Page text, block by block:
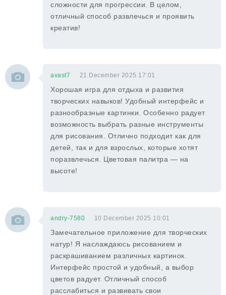
сложности для прогрессии. В целом,
отличный способ развлечься и проявить
креатив!
avast7 21 December 2025 17:01
Хорошая игра для отдыха и развития
творческих навыков! Удобный интерфейс и
разнообразные картинки. Особенно радует
возможность выбрать разные инструменты
для рисования. Отлично подходит как для
детей, так и для взрослых, которые хотят
поразвлечься. Цветовая палитра — на
высоте!
andry-7580 10 December 2025 10:01
Замечательное приложение для творческих
натур! Я наслаждаюсь рисованием и
раскрашиванием различных картинок.
Интерфейс простой и удобный, а выбор
цветов радует. Отличный способ
расслабиться и развивать свои